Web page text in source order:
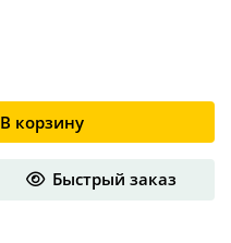
В корзину
Быстрый заказ